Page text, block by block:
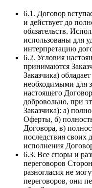
6.1. Договор
и действует до
обязательств.
использованы для
интерпретацию
6.2. Условия
принимаются
Заказчика)
необходимыми для
настоящего
добровольно, при
Заказчика): а)
Оферты, б)
Договора, в)
последствия своих
исполнения
6.3. Все споры и
переговоров
разногласия не
переговоров, они